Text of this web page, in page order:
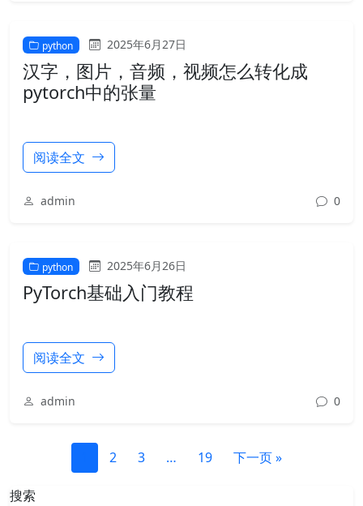
python 2025年6月27日
汉字，图片，音频，视频怎么转化成
pytorch中的张量
阅读全文
admin 0
python 2025年6月26日
PyTorch基础入门教程
阅读全文
admin 0
2 3 … 19 下一页 »
搜索